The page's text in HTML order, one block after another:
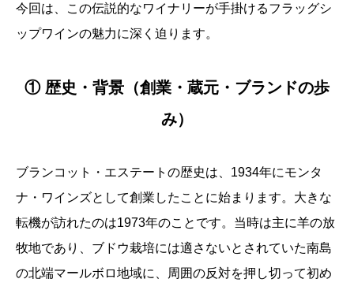
今回は、この伝説的なワイナリーが手掛けるフラッグシ
ップワインの魅力に深く迫ります。
① 歴史・背景（創業・蔵元・ブランドの歩
み）
ブランコット・エステートの歴史は、1934年にモンタ
ナ・ワインズとして創業したことに始まります。大きな
転機が訪れたのは1973年のことです。当時は主に羊の放
牧地であり、ブドウ栽培には適さないとされていた南島
の北端マールボロ地域に、周囲の反対を押し切って初め